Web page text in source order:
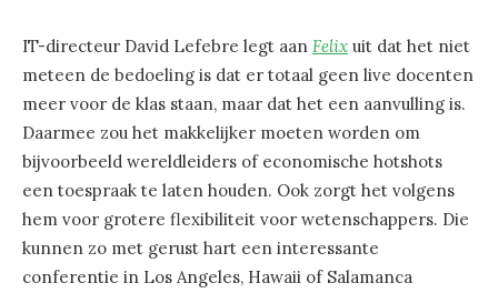
IT-directeur David Lefebre legt aan Felix uit dat het niet
meteen de bedoeling is dat er totaal geen live docenten
meer voor de klas staan, maar dat het een aanvulling is.
Daarmee zou het makkelijker moeten worden om
bijvoorbeeld wereldleiders of economische hotshots
een toespraak te laten houden. Ook zorgt het volgens
hem voor grotere flexibiliteit voor wetenschappers. Die
kunnen zo met gerust hart een interessante
conferentie in Los Angeles, Hawaii of Salamanca